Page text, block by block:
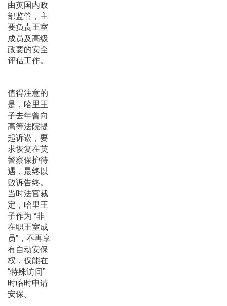
由英国内政
部监管，主
要负责王室
成员及高级
政要的安全
评估工作。
值得注意的
是，哈里王
子去年曾向
高等法院提
起诉讼，要
求恢复在英
警察保护待
遇，最终以
败诉告终。
当时法官裁
定，哈里王
子作为 “非
在职王室成
员”，不再享
有自动安保
权，仅能在
“特殊访问”
时临时申请
安保。